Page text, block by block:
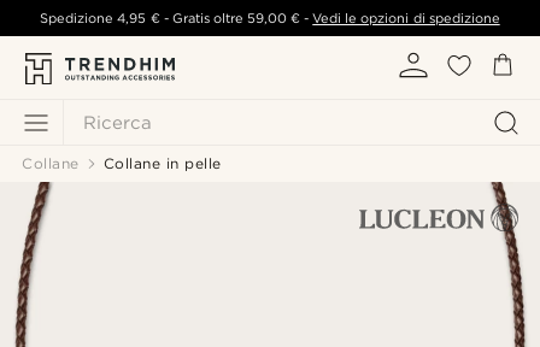
Ricerca
Spedizione4,95 €- Gratis oltre 59,00 € -Vedi le opzioni di spedizione
Collane Collane in pelle